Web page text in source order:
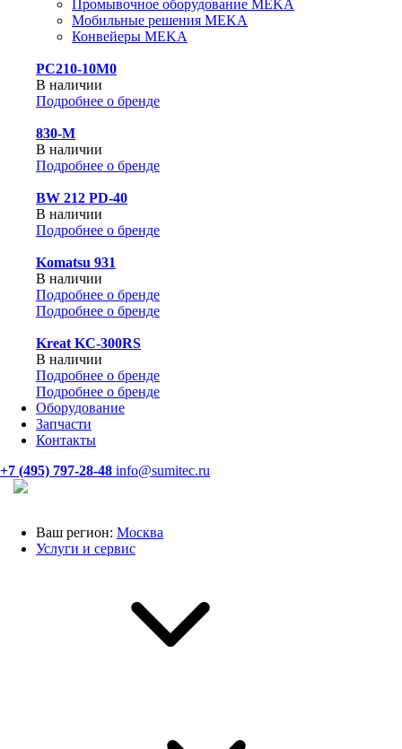
Промывочное оборудование MEKA
Мобильные решения MEKA
Конвейеры MEKA
PC210-10M0
В наличии
Подробнее о бренде
830-М
В наличии
Подробнее о бренде
BW 212 PD-40
В наличии
Подробнее о бренде
Komatsu 931
В наличии
Подробнее о бренде
Подробнее о бренде
Kreat KC-300RS
В наличии
Подробнее о бренде
Подробнее о бренде
Оборудование
Запчасти
Контакты
+7 (495) 797-28-48 info@sumitec.ru
Ваш регион: Москва
Услуги и сервис